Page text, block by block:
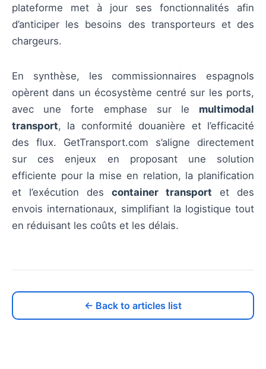
plateforme met à jour ses fonctionnalités afin
d’anticiper les besoins des transporteurs et des
chargeurs.
En synthèse, les commissionnaires espagnols
opèrent dans un écosystème centré sur les ports,
avec une forte emphase sur le multimodal
transport, la conformité douanière et l’efficacité
des flux. GetTransport.com s’aligne directement
sur ces enjeux en proposant une solution
efficiente pour la mise en relation, la planification
et l’exécution des container transport et des
envois internationaux, simplifiant la logistique tout
en réduisant les coûts et les délais.
← Back to articles list